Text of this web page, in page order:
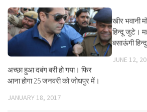
अच्छा हुआ दबंग बरी हो गया। फिर
आना होगा 25 जनवरी को जोधपुर में।
JANUARY 18, 2017
खीर भवानी
हिन्दू जुटे।
बसाऊंगी
JUNE 12,